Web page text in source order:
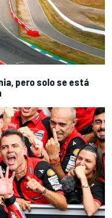
pero solo se está